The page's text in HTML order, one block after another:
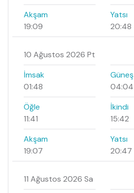
Akşam
19:09
Yatsı
20:48
10 Ağustos 2026 Pt
İmsak
01:48
Güneş
04:04
Öğle
11:41
İkindi
15:42
Akşam
19:07
Yatsı
20:47
11 Ağustos 2026 Sa